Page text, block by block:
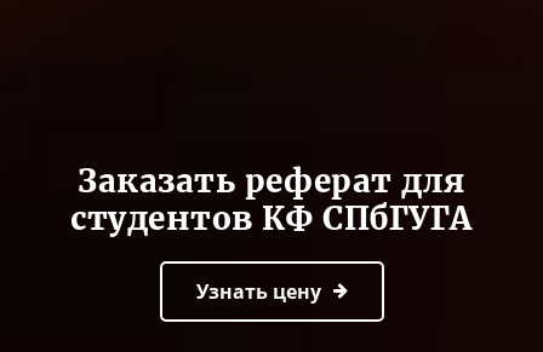
Заказать реферат для
студентов КФ СПбГУГА
Узнать цену